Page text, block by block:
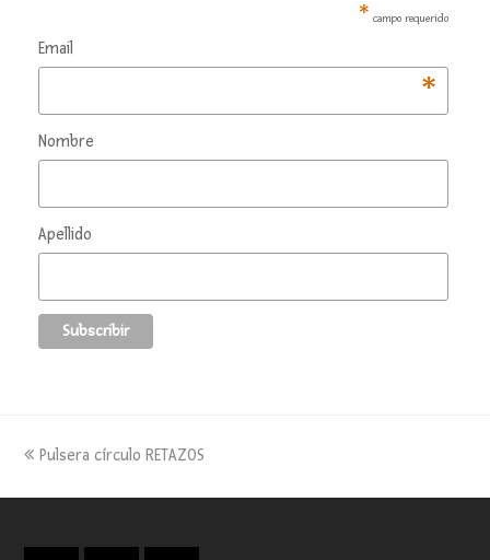
* campo requerido
Email
*
Nombre
Apellido
previous
Pulsera círculo RETAZOS